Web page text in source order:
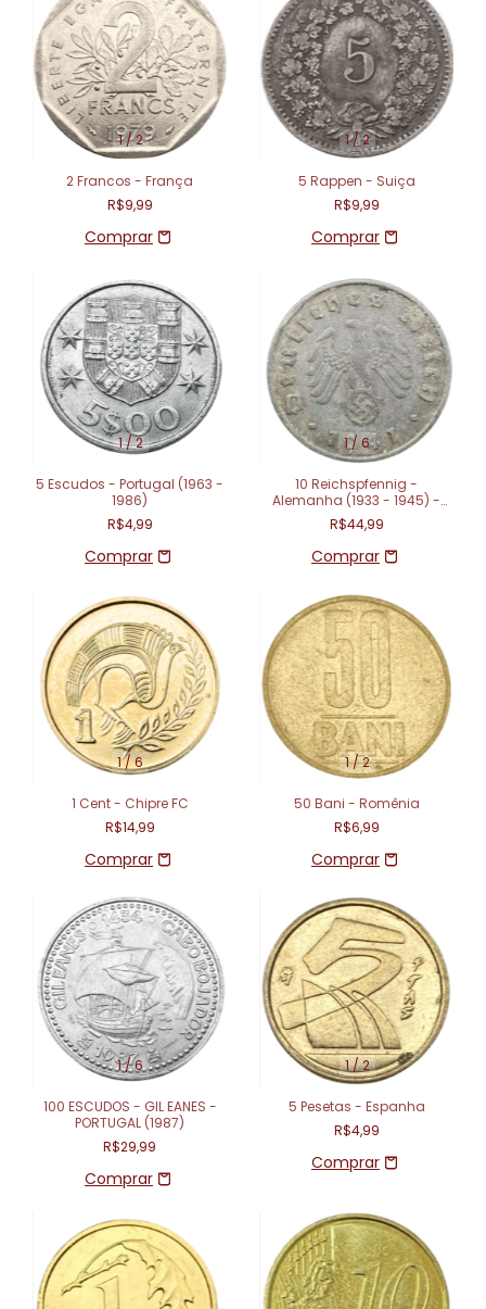
1/2
2 Francos - França
R$9,99
1/2
5 Rappen - Suiça
R$9,99
1/2
5 Escudos - Portugal (1963 -
1986)
R$4,99
1/6
10 Reichspfennig -
Alemanha (1933 - 1945) -
Terceiro Reich
R$44,99
1/6
1 Cent - Chipre FC
R$14,99
1/2
50 Bani - Romênia
R$6,99
1/6
100 ESCUDOS - GIL EANES -
PORTUGAL (1987)
R$29,99
1/2
5 Pesetas - Espanha
R$4,99